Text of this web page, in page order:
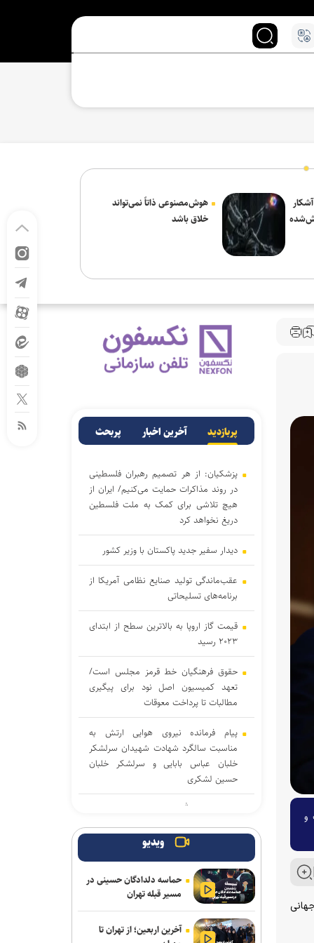
هوش‌مصنوعی ذاتاً نمی‌تواند
خلاق باشد
و
پربازدید آخرین اخبار پربحث
پزشکیان: از هر تصمیم رهبران فلسطینی
در روند مذاکرات حمایت می‌کنیم/ ایران از
هیچ تلاشی برای کمک به ملت فلسطین
دریغ نخواهد کرد
دیدار سفیر جدید پاکستان با وزیر کشور
عقب‌ماندگی تولید صنایع نظامی آمریکا از
برنامه‌های تسلیحاتی
قیمت گاز اروپا به بالاترین سطح از ابتدای
۲۰۲۳ رسید
حقوق فرهنگیان خط قرمز مجلس است/
تعهد کمیسیون اصل نود برای پیگیری
مطالبات تا پرداخت معوقات
پیام فرمانده نیروی هوایی ارتش به
مناسبت سالگرد شهادت شهیدان سرلشکر
خلبان عباس بابایی و سرلشکر خلبان
حسین لشکری
واکنش حزب‌الله به حملات نخست‌ وزیر
لبنان علیه مقاومت
آمریکا: به زودی از منطقه اخراج می‌شوید
پیروزی نامزد حامی فلسطین در انتخابات
مقدماتی دموکرات‌ها برای سنا
ویدیو
حماسه دلدادگان حسینی در
مسیر قبله تهران
آخرین اربعین؛ از تهران تا